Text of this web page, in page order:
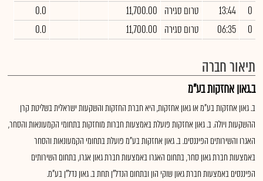
0
13:44 טרום סגירה 11,700.00
0.0
0
06:35 טרום סגירה 11,700.00
0.0
תיאור חברה
ב.גאון אחזקות בע"מ
ב. גאון אחזקות בע"מ או גאון אחזקות, היא חברת החזקות והשקעות ישראלית בשליטת קרן
ההשקעות ויולה. ב. גאון אחזקות פועלת באמצעות חברות מוחזקות בתחומי הקמעונאות והסחר,
האגרו והשירותים הפיננסים. ב. גאון אחזקות בע"מ פועלת בתחומי הקמעונאות והסחר
באמצעות חברת גאון סחר, בתחום האגרו באמצעות חברת גאון אגרו, בתחום השירותים
הפיננסים באמצעות חברת גאון שוקי הון ובתחום הנדל"ן תחת ב. גאון נדל"ן בע"מ.